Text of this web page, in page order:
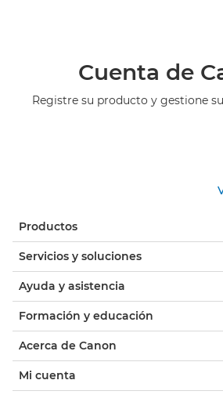
Cuenta de
Registre su producto y gestione
Productos
Servicios y soluciones
Ayuda y asistencia
Formación y educación
Acerca de Canon
Mi cuenta